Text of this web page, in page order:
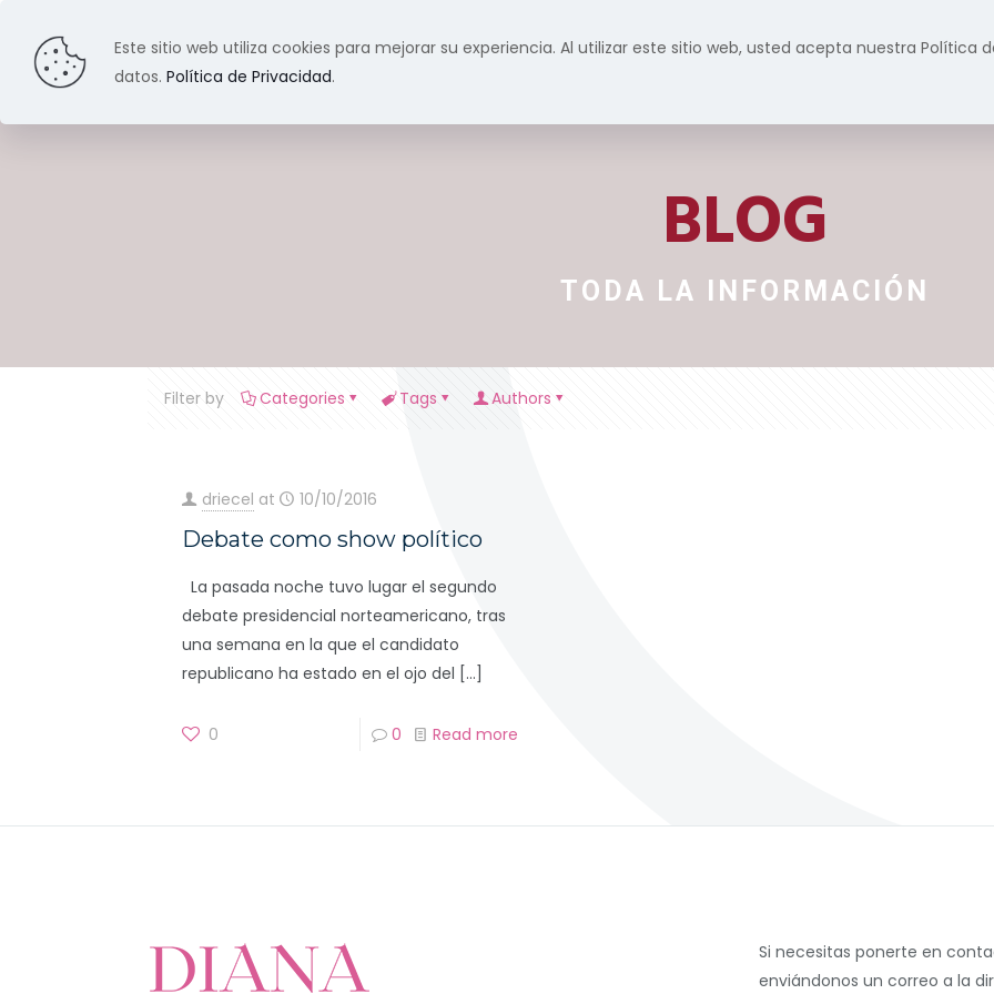
Inicio Formación Servicios Prensa y
BLOG
TODA LA INFORMACIÓN
Filter by Categories Tags Authors
driecel at 10/10/2016
Debate como show político
La pasada noche tuvo lugar el segundo
debate presidencial norteamericano, tras
una semana en la que el candidato
republicano ha estado en el ojo del […]
0 0 Read more
Si necesitas ponerte en
enviándonos un correo a la
Este sitio web utiliza cookies para mejorar su experiencia. Al utilizar este sitio web, usted acepta nuestra Política
datos.Política de Privacidad.